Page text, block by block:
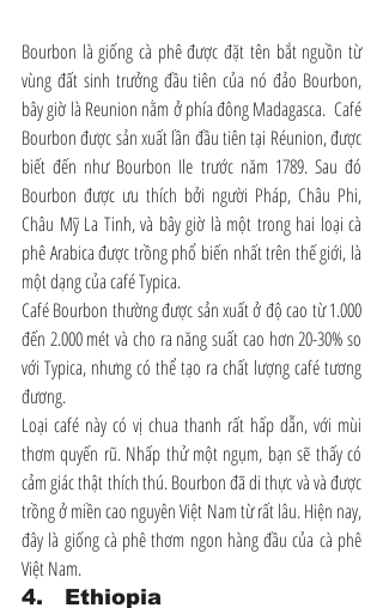
Bourbon là giống cà phê được đặt tên bắt nguồn từ
vùng đất sinh trưởng đầu tiên của nó đảo Bourbon,
bây giờ là Reunion nằm ở phía đông Madagasca.  Café
Bourbon được sản xuất lần đầu tiên tại Réunion, được
biết đến như Bourbon Ile trước năm 1789. Sau đó
Bourbon được ưu thích bởi người Pháp, Châu Phi,
Châu Mỹ La Tinh, và bây giờ là một trong hai loại cà
phê Arabica được trồng phổ biến nhất trên thế giới, là
một dạng của café Typica.
Café Bourbon thường được sản xuất ở độ cao từ 1.000
đến 2.000 mét và cho ra năng suất cao hơn 20-30% so
với Typica, nhưng có thể tạo ra chất lượng café tương
đương.
Loại café này có vị chua thanh rất hấp dẫn, với mùi
thơm quyến rũ. Nhấp thử một ngụm, bạn sẽ thấy có
cảm giác thật thích thú. Bourbon đã di thực và và được
trồng ở miền cao nguyên Việt Nam từ rất lâu. Hiện nay,
đây là giống cà phê thơm ngon hàng đầu của cà phê
Việt Nam.
4.   Ethiopia